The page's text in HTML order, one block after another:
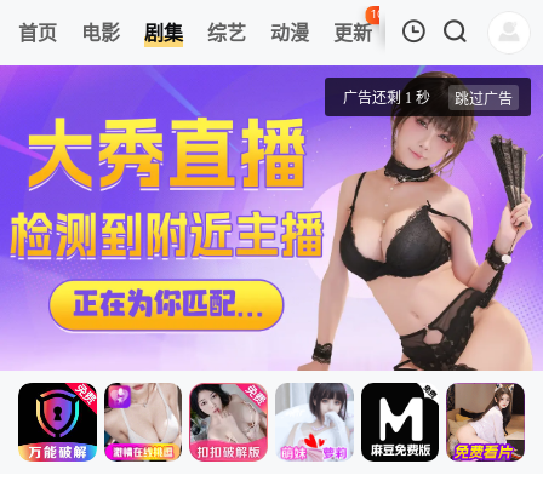
首页 电影 剧集 综艺 动漫 更新
101
热榜 APP
我的观影记录
第01集
极速赛道
清空